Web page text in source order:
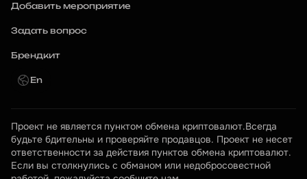
Добавить мероприятие
Задать вопрос
Брендкит
En
Проект не является пунктом обмена криптовалют.Всегда
будьте бдительны и проверяйте продавцов. Проект не несет
ответственности за действия пунктов обмена криптовалют.
Если вы столкнулись с обманом или недобросовестной